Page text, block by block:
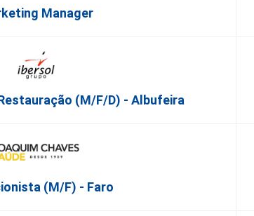
Manager
Restauração (m/f/d) - Albufeira
(M/F) - Faro